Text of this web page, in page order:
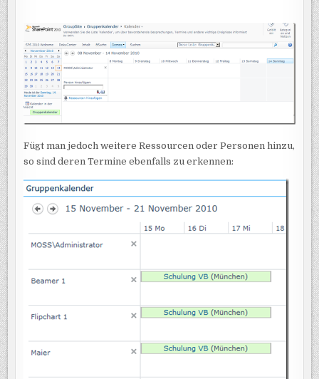
Fügt man jedoch weitere Ressourcen oder Personen hinzu,
so sind deren Termine ebenfalls zu erkennen: